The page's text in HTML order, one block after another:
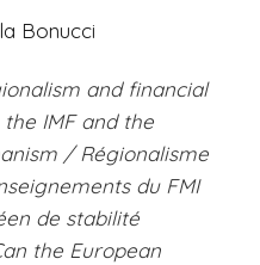
Bonucci
and financial
IMF and the
/ Régionalisme
du FMI
de stabilité
the European